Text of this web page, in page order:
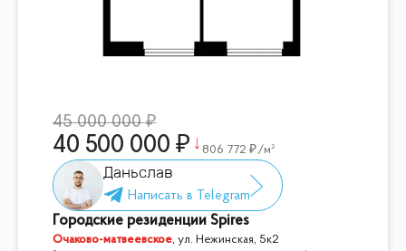
45 000 000
40 500 000 806 772 /м²
Даньслав
Городские резиденции Spires
Очаково-матвеевское, ул. Нежинская, 5к2